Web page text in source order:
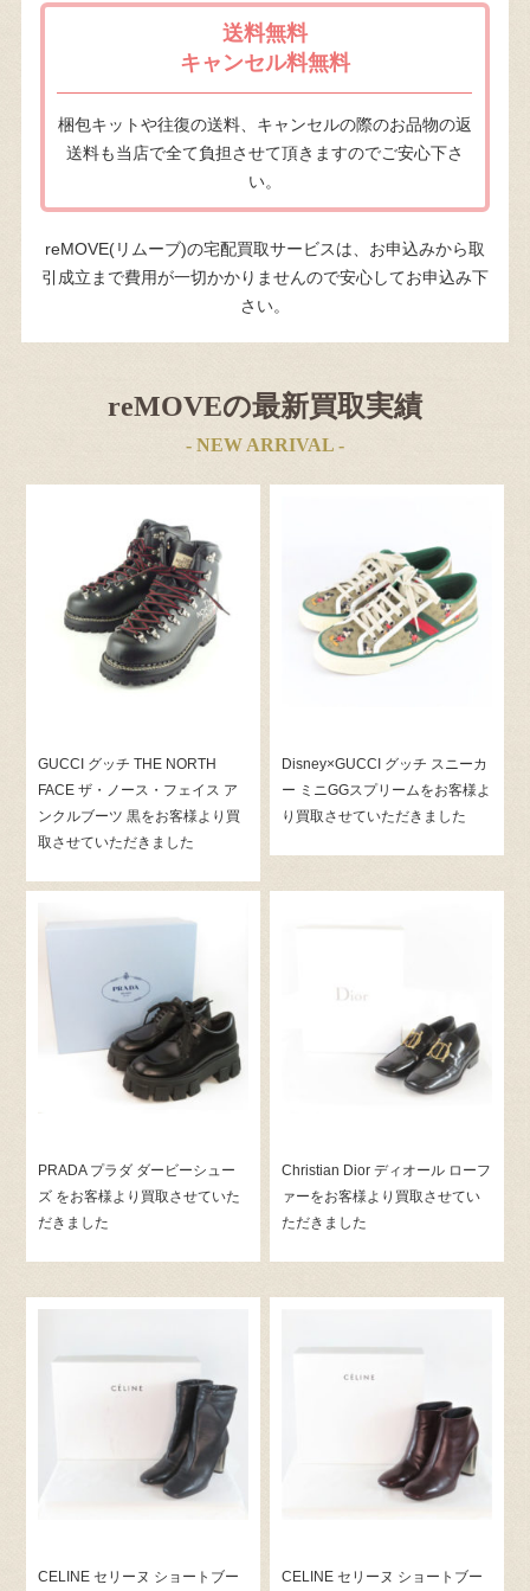
送料無料
キャンセル料無料
梱包キットや往復の送料、キャンセルの際のお品物の返
送料も当店で全て負担させて頂きますのでご安心下さ
い。
reMOVE(リムーブ)の宅配買取サービスは、お申込みから取
引成立まで費用が一切かかりませんので安心してお申込み下
さい。
reMOVEの最新買取実績
- NEW ARRIVAL -
GUCCI グッチ THE NORTH
FACE ザ・ノース・フェイス ア
ンクルブーツ 黒をお客様より買
取させていただきました
Disney×GUCCI グッチ スニーカ
ー ミニGGスプリームをお客様よ
り買取させていただきました
PRADA プラダ ダービーシュー
ズ をお客様より買取させていた
だきました
Christian Dior ディオール ローフ
ァーをお客様より買取させてい
ただきました
CELINE セリーヌ ショートブー CELINE セリーヌ ショートブー